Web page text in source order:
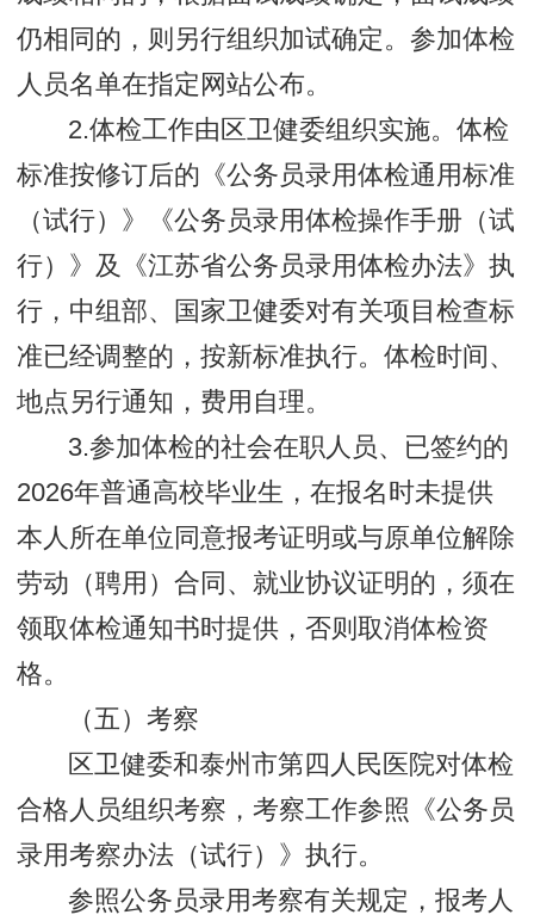
仍相同的，则另行组织加试确定。参加体检
人员名单在指定网站公布。
2.体检工作由区卫健委组织实施。体检
标准按修订后的《公务员录用体检通用标准
（试行）》《公务员录用体检操作手册（试
行）》及《江苏省公务员录用体检办法》执
行，中组部、国家卫健委对有关项目检查标
准已经调整的，按新标准执行。体检时间、
地点另行通知，费用自理。
3.参加体检的社会在职人员、已签约的
2026年普通高校毕业生，在报名时未提供
本人所在单位同意报考证明或与原单位解除
劳动（聘用）合同、就业协议证明的，须在
领取体检通知书时提供，否则取消体检资
格。
（五）考察
区卫健委和泰州市第四人民医院对体检
合格人员组织考察，考察工作参照《公务员
录用考察办法（试行）》执行。
参照公务员录用考察有关规定，报考人